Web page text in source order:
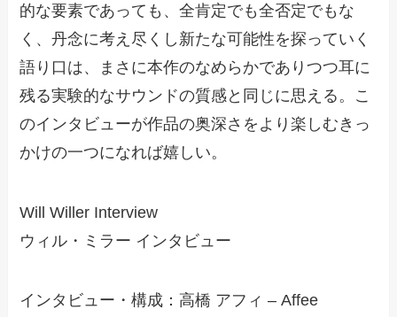
的な要素であっても、全肯定でも全否定でもな
く、丹念に考え尽くし新たな可能性を探っていく
語り口は、まさに本作のなめらかでありつつ耳に
残る実験的なサウンドの質感と同じに思える。こ
のインタビューが作品の奥深さをより楽しむきっ
かけの一つになれば嬉しい。
Will Willer Interview
ウィル・ミラー インタビュー
インタビュー・構成：高橋 アフィ – Affee